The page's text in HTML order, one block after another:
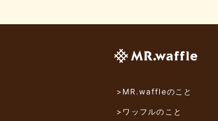
>MR.waffleのこと
>ワッフルのこと